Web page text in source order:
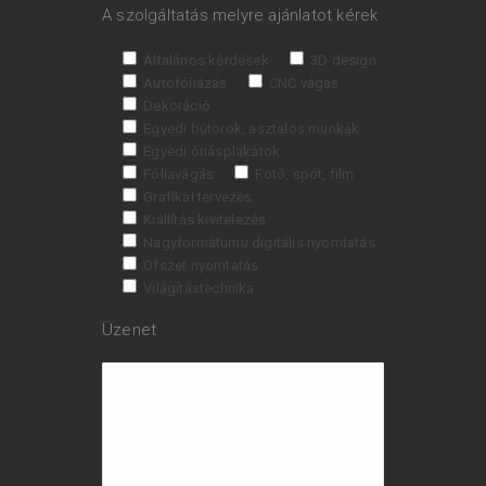
A szolgáltatás melyre ajánlatot kérek
Általános kérdések
Autófóliázás
Egyedi bútorok, asztalos munkák
Egyedi óriásplakátok
Fotó, spot, film
Grafikai tervezés
Kiállítás kivitelezés
Nagyformátumú digitális nyomtatás
Ofszet nyomtatás
Világítástechnika
Üzenet